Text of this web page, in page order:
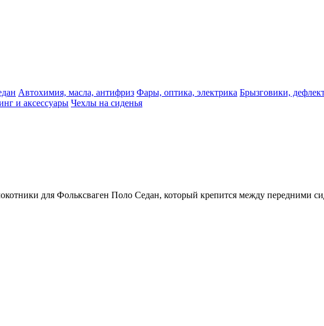
Автохимия, масла, антифриз Фары, оптика, электрика Брызговики,
и аксессуары Чехлы на сиденья
для Фольксваген Поло Седан, который крепится между передними